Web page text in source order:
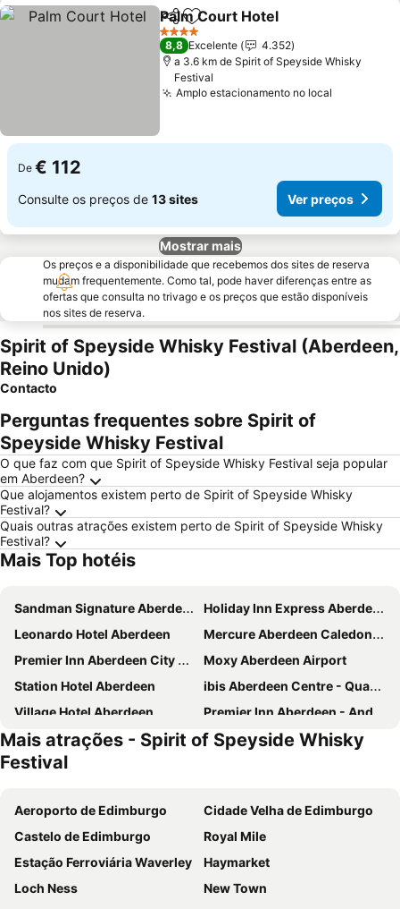
PartilharAdicionar aos favoritos
Palm Court Hotel
4 Estrelas
8,8 Excelente
4.352
a 3.6 km de Spirit of Speyside Whisky
Festival
Amplo estacionamento no local
De € 112
Consulte os preços de 13 sites Ver preços
Mostrar mais
Os preços e a disponibilidade que recebemos dos sites de reserva
mudam frequentemente. Como tal, pode haver diferenças entre as
ofertas que consulta no trivago e os preços que estão disponíveis
nos sites de reserva.
Spirit of Speyside Whisky Festival (Aberdeen,
Reino Unido)
Contacto
Perguntas frequentes sobre Spirit of
Speyside Whisky Festival
O que faz com que Spirit of Speyside Whisky Festival seja popular
em Aberdeen?
Que alojamentos existem perto de Spirit of Speyside Whisky
Festival?
Quais outras atrações existem perto de Spirit of Speyside Whisky
Festival?
Mais Top hotéis
Sandman Signature Aberdeen Hotel & Spa
Holiday Inn Express Aberdeen City Centre by IHG
Leonardo Hotel Aberdeen
Mercure Aberdeen Caledonian Hotel
Premier Inn Aberdeen City Centre
Moxy Aberdeen Airport
Station Hotel Aberdeen
ibis Aberdeen Centre - Quayside
Village Hotel Aberdeen
Premier Inn Aberdeen - Anderson Drive
Terra Nova Hotel
The Chester Hotel
Atholl Hotel
Residence Inn by Marriott Aberdeen
Rox Hotel Aberdeen by Compass Hospitality
Leonardo Hotel and Conference Venue Aberdeen Airport
Highland Aberdeen City Centre
Premier Inn Aberdeen Airport - Dyce
Holiday Inn Aberdeen West by IHG
Brentwood Aberdeen City Centre near Union Street
Palm Court Hotel
Mais atrações - Spirit of Speyside Whisky
Festival
Aeroporto de Edimburgo
Cidade Velha de Edimburgo
Castelo de Edimburgo
Royal Mile
Estação Ferroviária Waverley
Haymarket
Loch Ness
New Town